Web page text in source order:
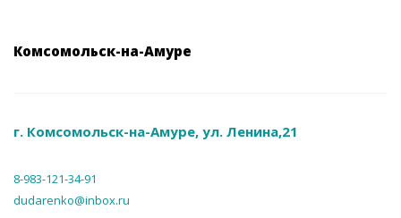
Комсомольск-на-Амуре
г. Комсомольск-на-Амуре, ул. Ленина,21
8-983-121-34-91
dudarenko@inbox.ru